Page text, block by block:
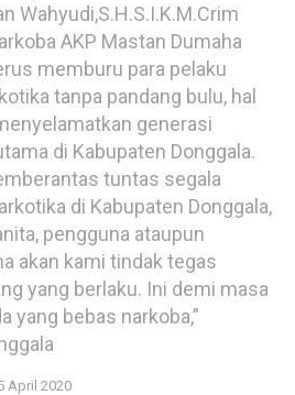
Wahyudi,S.H.S.I.K.M.Crim
AKP Mastan Dumaha
memburu para pelaku
tanpa pandang bulu, hal
generasi
di Kabupaten Donggala.
tuntas segala
di Kabupaten Donggala,
pengguna ataupun
akan kami tindak tegas
yang berlaku. Ini demi masa
yang bebas narkoba,”
April 2020